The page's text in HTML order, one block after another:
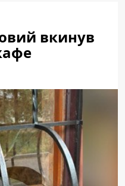
вкинув